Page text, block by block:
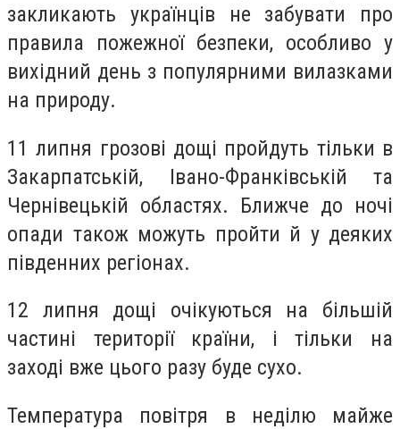
закликають українців не забувати про
правила пожежної безпеки, особливо у
вихідний день з популярними вилазками
на природу.
11 липня грозові дощі пройдуть тільки в
Закарпатській, Івано-Франківській та
Чернівецькій областях. Ближче до ночі
опади також можуть пройти й у деяких
південних регіонах.
12 липня дощі очікуються на більшій
частині території країни, і тільки на
заході вже цього разу буде сухо.
Температура повітря в неділю майже